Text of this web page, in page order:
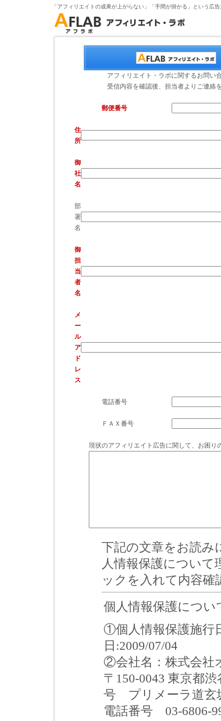
「アフィリエイトの成果が上がらない」「手間が掛かる」という広
アフィリエイト・ラボに関するお問い
受信内容を確認後、担当者よりご連絡
郵便番号
住
所
御
社
名
部
署
名
御
担
当
者
名
メ
ー
ル
ア
ド
レ
ス
電話番号
ＦＡＸ番号
現状のアフィリエイト広告に関して、お困
下記の文章をお読み
人情報保護につい
ックを入れて内容
個人情報保護につい
①個人情報保護施行
日:2009/07/04
②会社名：株式会社
〒150-0043 東京都
号 プリメーラ道玄
電話番号 03-6806-